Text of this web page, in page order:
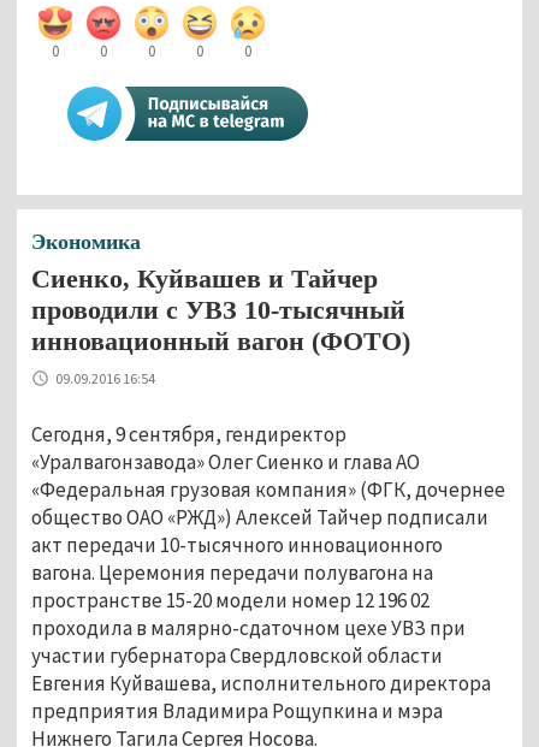
0 0 0 0 0
Экономика
Сиенко, Куйвашев и Тайчер
проводили с УВЗ 10-тысячный
инновационный вагон (ФОТО)
09.09.2016 16:54
Сегодня, 9 сентября, гендиректор
«Уралвагонзавода» Олег Сиенко и глава АО
«Федеральная грузовая компания» (ФГК, дочернее
общество ОАО «РЖД») Алексей Тайчер подписали
акт передачи 10-тысячного инновационного
вагона. Церемония передачи полувагона на
пространстве 15-20 модели номер 12 196 02
проходила в малярно-сдаточном цехе УВЗ при
участии губернатора Свердловской области
Евгения Куйвашева, исполнительного директора
предприятия Владимира Рощупкина и мэра
Нижнего Тагила Сергея Носова.